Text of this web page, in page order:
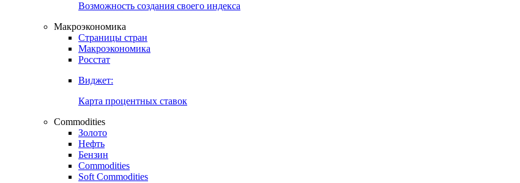
Возможность создания своего индекса
Макроэкономика
Страницы стран
Макроэкономика
Росстат
Виджет:
Карта процентных ставок
Commodities
Золото
Нефть
Бензин
Commodities
Soft Commodities